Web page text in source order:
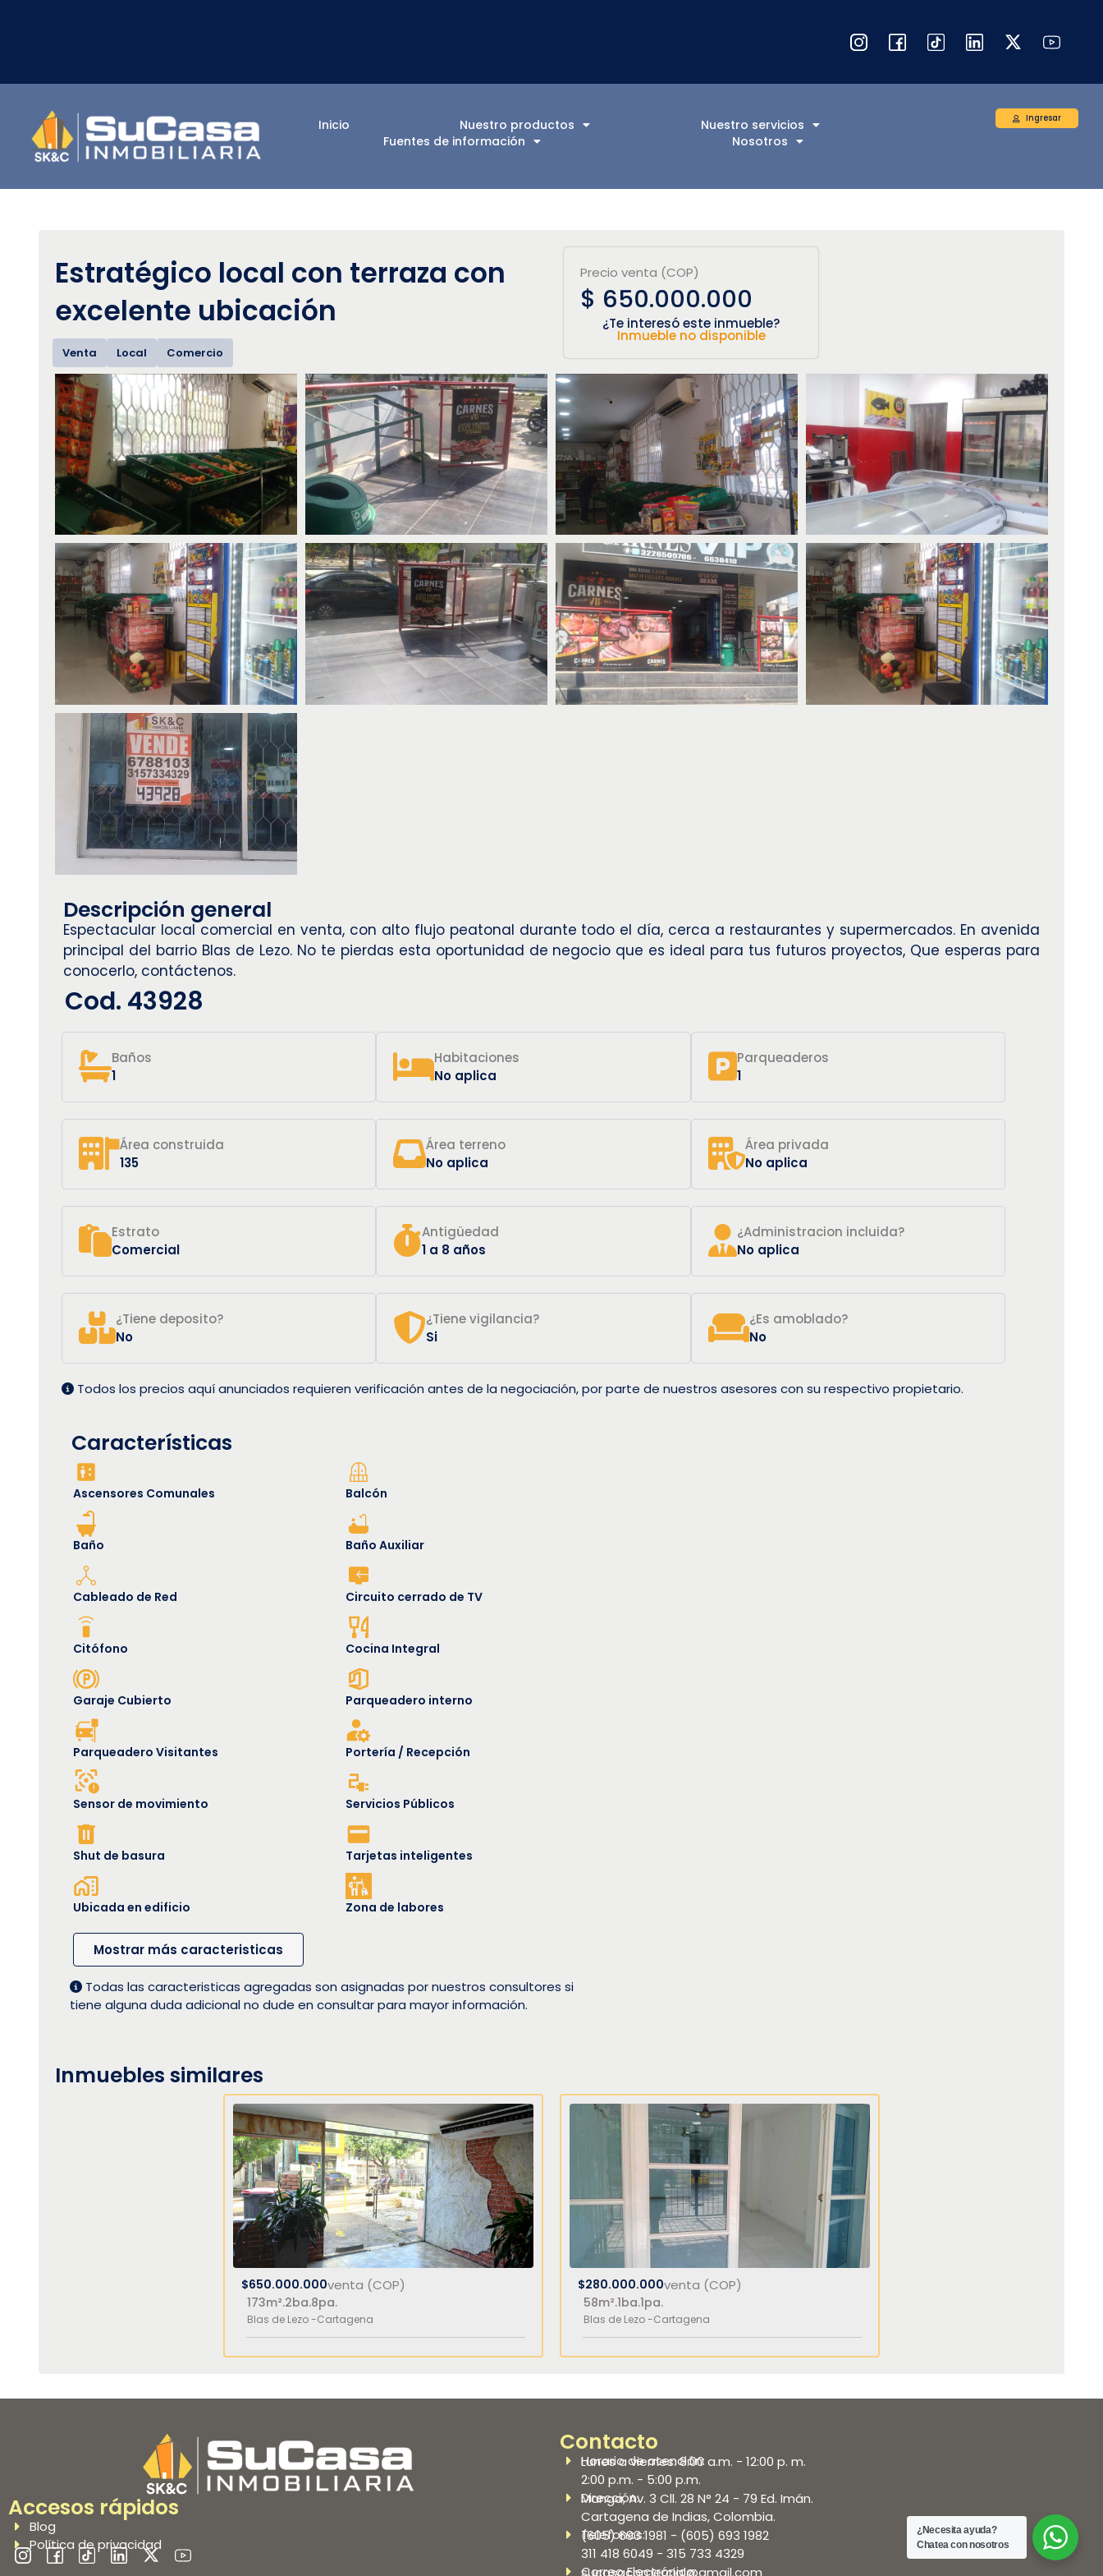
Inicio Nuestro productos
Nuestro servicios
Fuentes de información
Nosotros
Ingresar
Estratégico local con terraza con
excelente ubicación
Venta Local Comercio
Precio venta (COP)
$ 650.000.000
¿Te interesó este inmueble?
Inmueble no disponible
Descripción general
Espectacular local comercial en venta, con alto flujo peatonal durante todo el día, cerca a restaurantes y supermercados. En avenida
principal del barrio Blas de Lezo. No te pierdas esta oportunidad de negocio que es ideal para tus futuros proyectos, Que esperas para
conocerlo, contáctenos.
Cod. 43928
Baños
1
Habitaciones
No aplica
Parqueaderos
1
Área construida
135
Área terreno
No aplica
Área privada
No aplica
Estrato
Comercial
Antigüedad
1 a 8 años
¿Administracion incluida?
No aplica
¿Tiene deposito?
No
¿Tiene vigilancia?
Si
¿Es amoblado?
No
Todos los precios aquí anunciados requieren verificación antes de la negociación, por parte de nuestros asesores con su respectivo propietario.
Características
Ascensores Comunales Balcón
Baño Baño Auxiliar
Cableado de Red Circuito cerrado de TV
Citófono Cocina Integral
Garaje Cubierto Parqueadero interno
Parqueadero Visitantes Portería / Recepción
Sensor de movimiento Servicios Públicos
Shut de basura Tarjetas inteligentes
Ubicada en edificio Zona de labores
Mostrar más caracteristicas
Todas las caracteristicas agregadas son asignadas por nuestros consultores si
tiene alguna duda adicional no dude en consultar para mayor información.
Inmuebles similares
venta (COP)
$650.000.000
173m².2ba.8pa.
Blas de Lezo -Cartagena
venta (COP)
$280.000.000
58m².1ba.1pa.
Blas de Lezo -Cartagena
Accesos rápidos
Blog
Política de privacidad
Contacto
Horario de atención:
Lunes a viernes: 8:00 a.m. - 12:00 p. m.
2:00 p.m. - 5:00 p.m.
Dirección:
Manga, Av. 3 Cll. 28 N° 24 - 79 Ed. Imán.
Cartagena de Indias, Colombia.
Telefonos:
(605) 693 1981 - (605) 693 1982
311 418 6049 - 315 733 4329
Correo Electrónico:
sucasacomercial@gmail.com
¿Necesita ayuda?
Chatea con nosotros